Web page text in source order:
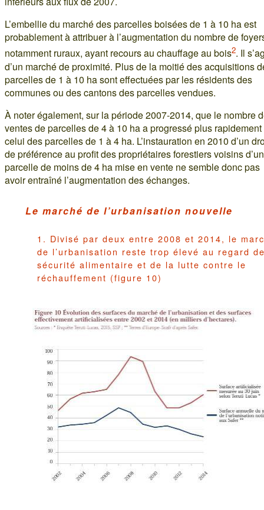
L’embellie du marché des parcelles boisées de 1 à 10 ha est
probablement à attribuer à l’augmentation du nombre de
notamment ruraux, ayant recours au chauffage au bois2. Il
d’un marché de proximité. Plus de la moitié des acquisitions
parcelles de 1 à 10 ha sont effectuées par les résidents des
communes ou des cantons des parcelles vendues.
À noter également, sur la période 2007-2014, que le nombre
ventes de parcelles de 4 à 10 ha a progressé plus
celui des parcelles de 1 à 4 ha. L’instauration en 2010 d’un
de préférence au profit des propriétaires forestiers voisins
parcelle de moins de 4 ha mise en vente ne semble donc pas
avoir entraîné l’augmentation des échanges.
Le marché de l’urbanisation nouvelle
1. Divisé par deux entre 2008 et 2014, le
de l’urbanisation reste trop élevé au regard
sécurité alimentaire et de la lutte contre le
réchauffement (figure 10)